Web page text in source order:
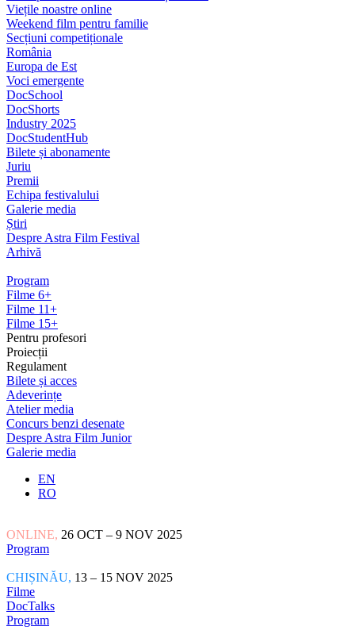
Viețile noastre online
Weekend film pentru familie
Secțiuni competiționale
România
Europa de Est
Voci emergente
DocSchool
DocShorts
Industry 2025
DocStudentHub
Bilete și abonamente
Juriu
Premii
Echipa festivalului
Galerie media
Știri
Despre Astra Film Festival
Arhivă
Program
Filme 6+
Filme 11+
Filme 15+
Pentru profesori
Proiecții
Regulament
Bilete și acces
Adeverințe
Atelier media
Concurs benzi desenate
Despre Astra Film Junior
Galerie media
EN
RO
ONLINE, 26 OCT – 9 NOV 2025
Program
CHIȘINĂU, 13 – 15 NOV 2025
Filme
DocTalks
Program